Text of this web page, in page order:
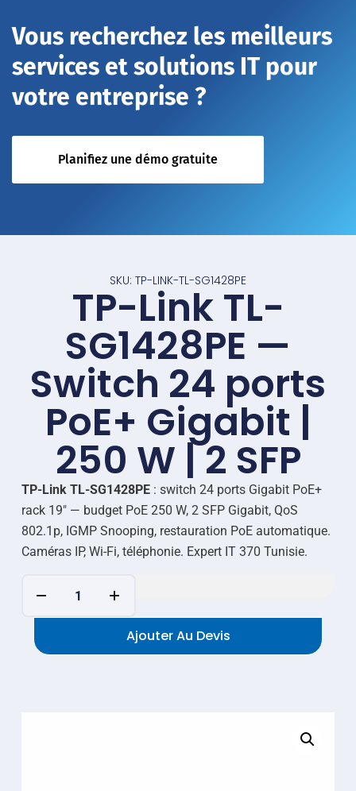
Vous recherchez les meilleurs
services et solutions IT pour
votre entreprise ?
Planifiez une démo gratuite
SKU: TP-LINK-TL-SG1428PE
TP-Link TL-
SG1428PE —
Switch 24 ports
PoE+ Gigabit |
250 W | 2 SFP
TP-Link TL-SG1428PE: switch 24 ports Gigabit PoE+
rack 19″ — budget PoE 250 W, 2 SFP Gigabit, QoS
802.1p, IGMP Snooping, restauration PoE automatique.
Caméras IP, Wi-Fi, téléphonie. Expert IT 370 Tunisie.
Ajouter Au Devis